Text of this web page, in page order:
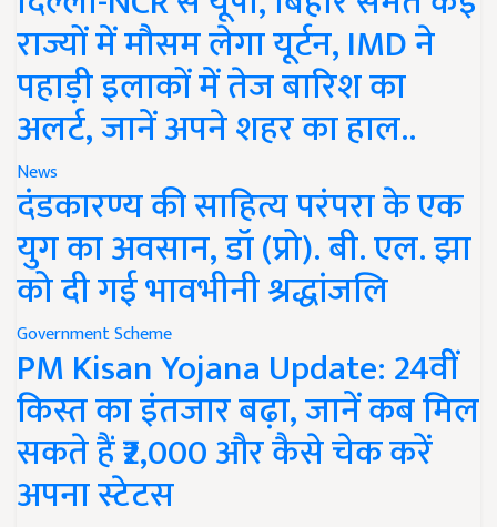
राज्यों में मौसम लेगा यूर्टन, IMD ने
पहाड़ी इलाकों में तेज बारिश का
अलर्ट, जानें अपने शहर का हाल..
News
दंडकारण्य की साहित्य परंपरा के एक
युग का अवसान, डॉ (प्रो). बी. एल. झा
को दी गई भावभीनी श्रद्धांजलि
Government Scheme
PM Kisan Yojana Update: 24वीं
किस्त का इंतजार बढ़ा, जानें कब मिल
सकते हैं ₹2,000 और कैसे चेक करें
अपना स्टेटस